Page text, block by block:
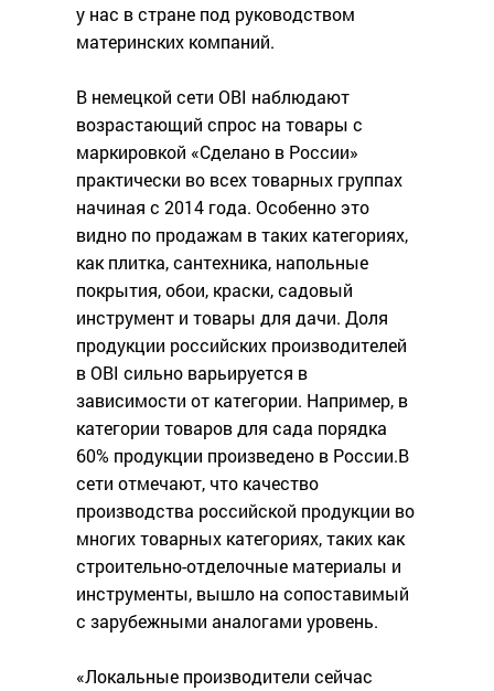
у нас в стране под руководством
материнских компаний.
В немецкой сети OBI наблюдают
возрастающий спрос на товары с
маркировкой «Сделано в России»
практически во всех товарных группах
начиная с 2014 года. Особенно это
видно по продажам в таких категориях,
как плитка, сантехника, напольные
покрытия, обои, краски, садовый
инструмент и товары для дачи. Доля
продукции российских производителей
в OBI сильно варьируется в
зависимости от категории. Например, в
категории товаров для сада порядка
60% продукции произведено в России.В
сети отмечают, что качество
производства российской продукции во
многих товарных категориях, таких как
строительно-отделочные материалы и
инструменты, вышло на сопоставимый
с зарубежными аналогами уровень.
«Локальные производители сейчас